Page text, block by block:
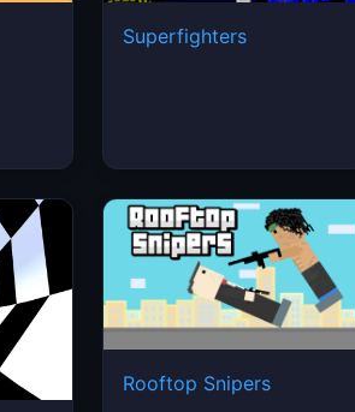
Superfighters
Rooftop Snipers